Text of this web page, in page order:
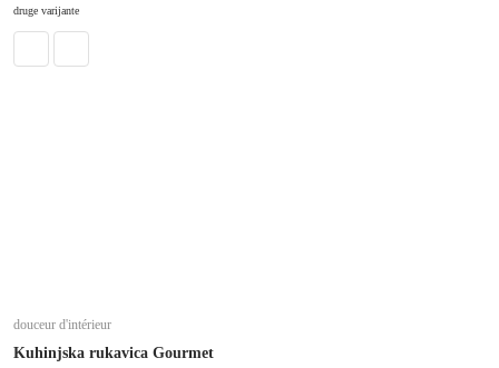
druge varijante
douceur d'intérieur
Kuhinjska rukavica Gourmet